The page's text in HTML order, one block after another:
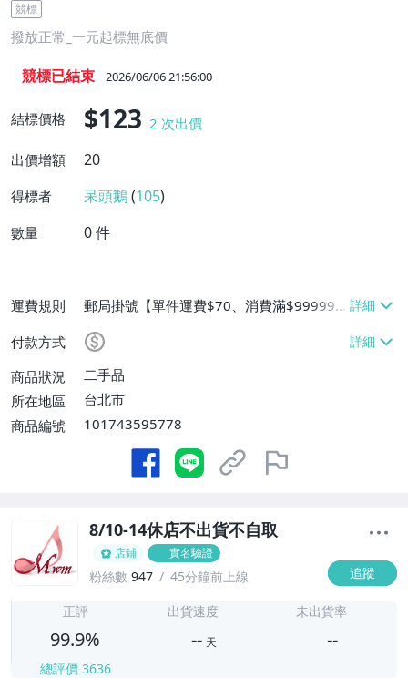
競標
撥放正常_一元起標無底價
競標已結束 2026/06/06 21:56:00
結標價格 $123 2 次出價
出價增額
20
得標者 呆頭鵝(105)
數量 0件
運費規則
郵局掛號【單件運費$70、消費滿$999999
免運費】、面交/自取/不寄送【免運費】
付款方式
商品狀況
二手品
所在地區
台北市
商品編號
101743595778
8/10-14休店不出貨不自取
店鋪 實名驗證
粉絲數 947 45分鐘前上線 追蹤
正評
99.9%
總評價 3636
出貨速度
-- 天
未出貨率
--